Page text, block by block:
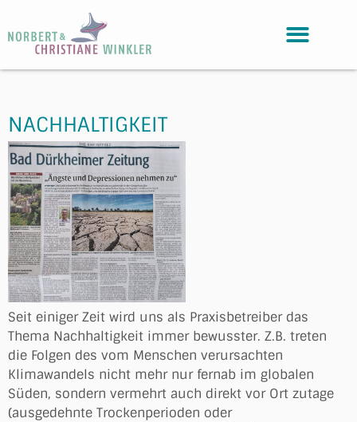
NACHHALTIGKEIT
Seit einiger Zeit wird uns als Praxisbetreiber das
Thema Nachhaltigkeit immer bewusster. Z.B. treten
die Folgen des vom Menschen verursachten
Klimawandels nicht mehr nur fernab im globalen
Süden, sondern vermehrt auch direkt vor Ort zutage
(ausgedehnte Trockenperioden oder